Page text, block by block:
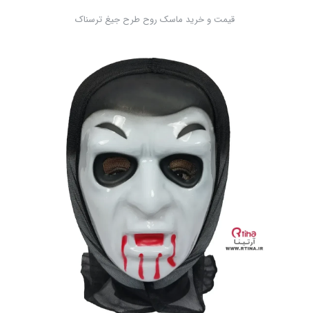
قیمت و خرید ماسک روح طرح جیغ ترسناک